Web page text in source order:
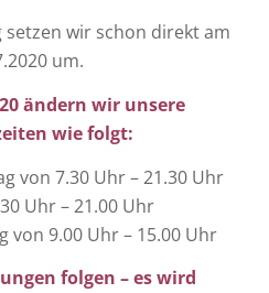
wir schon direkt am
um.
ändern wir unsere
wie folgt:
von 7.30 Uhr – 21.30 Uhr
Uhr – 21.00 Uhr
von 9.00 Uhr – 15.00 Uhr
folgen – es wird